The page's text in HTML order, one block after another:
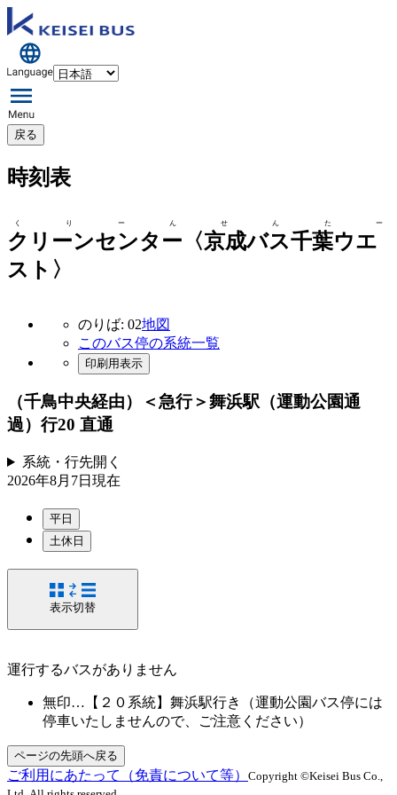
戻る
時刻表
クリーンセンター〈京成バス千葉ウエ
スト〉
くりーんせんたー
のりば: 02地図
このバス停の系統一覧
印刷用表示
（千鳥中央経由）＜急行＞舞浜駅（運動公園通
過）行20 直通
系統・行先開く
2026年8月7日 現在
平日
土休日
表示切替
運行するバスがありません
無印…【２０系統】舞浜駅行き（運動公園バス停には
停車いたしませんので、ご注意ください）
ページの先頭へ戻る
ご利用にあたって（免責について等） Copyright ©Keisei Bus Co.,